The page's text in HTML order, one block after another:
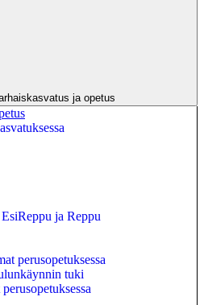
ja opetus
ja Reppu
perusopetuksessa
tuki